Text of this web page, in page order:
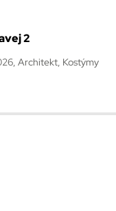
2
Architekt, Kostýmy